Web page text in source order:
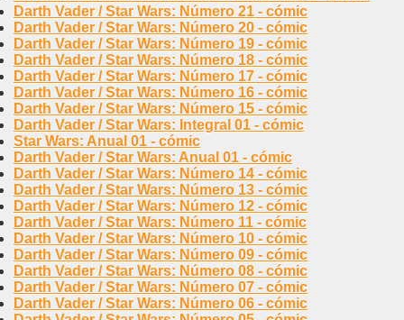
Darth Vader / Star Wars: Número 21 - cómic
Darth Vader / Star Wars: Número 20 - cómic
Darth Vader / Star Wars: Número 19 - cómic
Darth Vader / Star Wars: Número 18 - cómic
Darth Vader / Star Wars: Número 17 - cómic
Darth Vader / Star Wars: Número 16 - cómic
Darth Vader / Star Wars: Número 15 - cómic
Darth Vader / Star Wars: Integral 01 - cómic
Star Wars: Anual 01 - cómic
Darth Vader / Star Wars: Anual 01 - cómic
Darth Vader / Star Wars: Número 14 - cómic
Darth Vader / Star Wars: Número 13 - cómic
Darth Vader / Star Wars: Número 12 - cómic
Darth Vader / Star Wars: Número 11 - cómic
Darth Vader / Star Wars: Número 10 - cómic
Darth Vader / Star Wars: Número 09 - cómic
Darth Vader / Star Wars: Número 08 - cómic
Darth Vader / Star Wars: Número 07 - cómic
Darth Vader / Star Wars: Número 06 - cómic